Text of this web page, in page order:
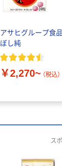
アサヒグループ食
ぼし純
￥2,270~ （税込）
ス